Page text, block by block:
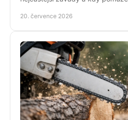
20. července 2026